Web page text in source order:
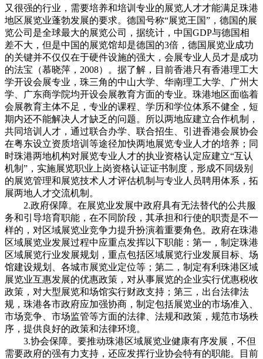
又很强的行业，需要培养和培训专业的展览人才才能满足珠港
地区展览业蓬勃发展的要求。德国号称“展览王国”，德国的展
览公司是全球最大的展览公司，据统计，中国GDP与德国相
差不大，但是中国的展览馆却是德国的3倍，德国展览业成功
的关键并不仅仅在于硬件设施的强大，会展专业人员才是成功
的法宝（慕晓萍，2008）。据了解，目前香港只有香港理工大
学开设会展专业，珠三角的中山大学、华南理工大学、广州大
学、广东商学院均开设会展教育方面的专业。珠港地区面临着
会展教育主体不足，专业的课程、学历和学位体系不健全，短
期内还不能解决人才缺乏的问题。所以两地应建立合作机制，
共同培训人才，通过联合办学、联合招生、引进香港会展协会
在粤东设立资质培训等途径加快两地展览专业人才的培养；同
时珠港两地机构对展览专业人才的执业资格认定应建立“互认
机制”，实施展览职业上岗资格认证证书制度，形成不同级别
的展览管理和展览技术人才评估机制与专业人员聘用体系，拓
展两地人才交流机制。
2.政府保障。在展览业发展中政府具有无法替代的公共服
务和引导培育职能，在不同阶段，其承担和行使的职责是不一
样的，对区域展览业竞争力提升扮演着重要角色。政府在珠港
区域展览业发展过程中应重点发挥以下职能：第一，制定珠港
区域展览行业发展规划，重点包括区域展览行业发展目标、场
馆建设规划、各城市展览业定位等；第二，制定有利珠港区域
展览业互惠发展的优惠政策，对从事展览的企业实行优惠税收
政策，对大型展览和场馆实行财政支持；第三，出台法律法
规，珠港各市政府应加强协商，制定包括展览业的市场准入、
市场竞争、市场监管等方面的法律、法规和政策，规范市场秩
序，提供良好的政策和法律环境。
3.协会保障。要推动珠港区域展览业健康有序发展，不但
需要政府的强有力支持，还应发挥行业协会特有的职能。目前